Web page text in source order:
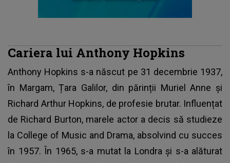
Cariera lui Anthony Hopkins
Anthony Hopkins s-a născut pe 31 decembrie 1937,
în Margam, Țara Galilor, din părinții Muriel Anne și
Richard Arthur Hopkins, de profesie brutar. Influențat
de Richard Burton, marele actor a decis să studieze
la College of Music and Drama, absolvind cu succes
în 1957. În 1965, s-a mutat la Londra și s-a alăturat